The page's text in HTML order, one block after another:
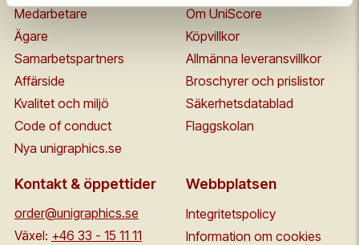
Medarbetare
Ägare
Samarbetspartners
Affärside
Kvalitet och miljö
Code of conduct
Nya unigraphics.se
Om UniScore
Köpvillkor
Allmänna leveransvillkor
Broschyrer och prislistor
Säkerhetsdatablad
Flaggskolan
Kontakt & öppettider
order@unigraphics.se
Växel: +46 33 - 15 11 11
Webbplatsen
Integritetspolicy
Information om cookies